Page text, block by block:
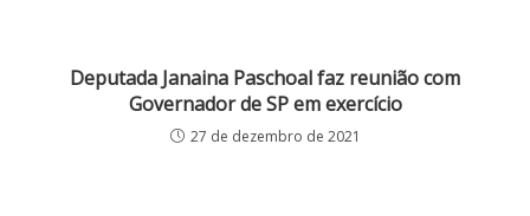
Deputada Janaina Paschoal faz reunião com
Governador de SP em exercício
27 de dezembro de 2021